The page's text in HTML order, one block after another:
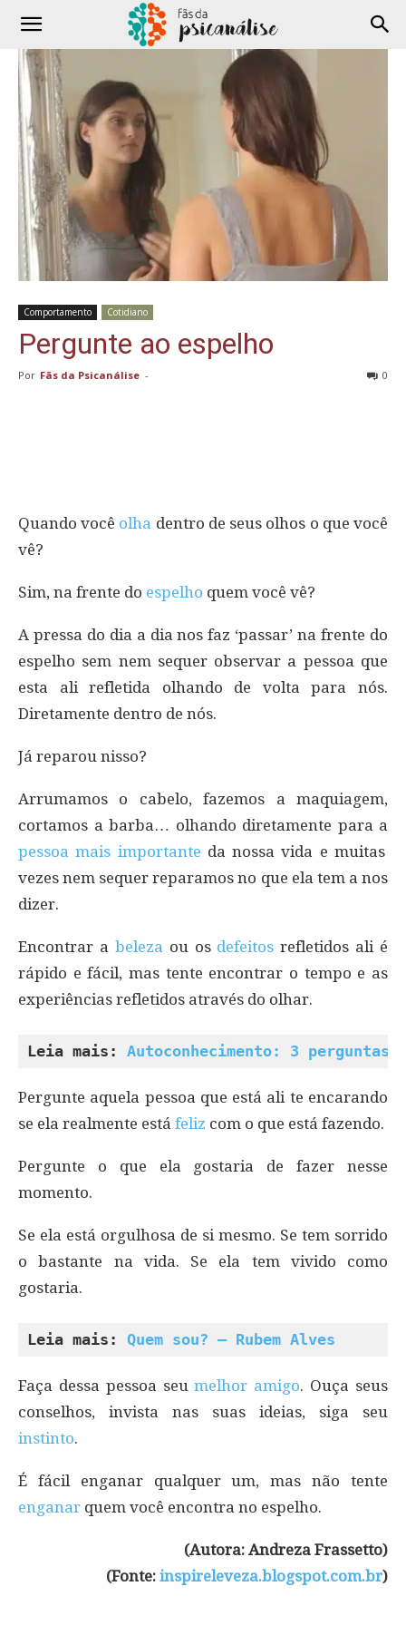
Comportamento Cotidiano
Pergunte ao espelho
Por Fãs da Psicanálise - 0
Quando você olha dentro de seus olhos o que você
vê?
Sim, na frente do espelho quem você vê?
A pressa do dia a dia nos faz ‘passar’ na frente do
espelho sem nem sequer observar a pessoa que
esta ali refletida olhando de volta para nós.
Diretamente dentro de nós.
Já reparou nisso?
Arrumamos o cabelo, fazemos a maquiagem,
cortamos a barba… olhando diretamente para a
pessoa mais importante da nossa vida e muitas
vezes nem sequer reparamos no que ela tem a nos
dizer.
Encontrar a beleza ou os defeitos refletidos ali é
rápido e fácil, mas tente encontrar o tempo e as
experiências refletidos através do olhar.
Leia mais: Autoconhecimento: 3
Pergunte aquela pessoa que está ali te encarando
se ela realmente está feliz com o que está fazendo.
Pergunte o que ela gostaria de fazer nesse
momento.
Se ela está orgulhosa de si mesmo. Se tem sorrido
o bastante na vida. Se ela tem vivido como
gostaria.
Leia mais: Quem sou? – Rubem Alves
Faça dessa pessoa seumelhor amigo. Ouça seus
conselhos, invista nas suas ideias, siga seu
instinto.
É fácil enganar qualquer um, mas não tente
enganar quem você encontra no espelho.
(Autora: Andreza Frassetto)
(Fonte: inspireleveza.blogspot.com.br)